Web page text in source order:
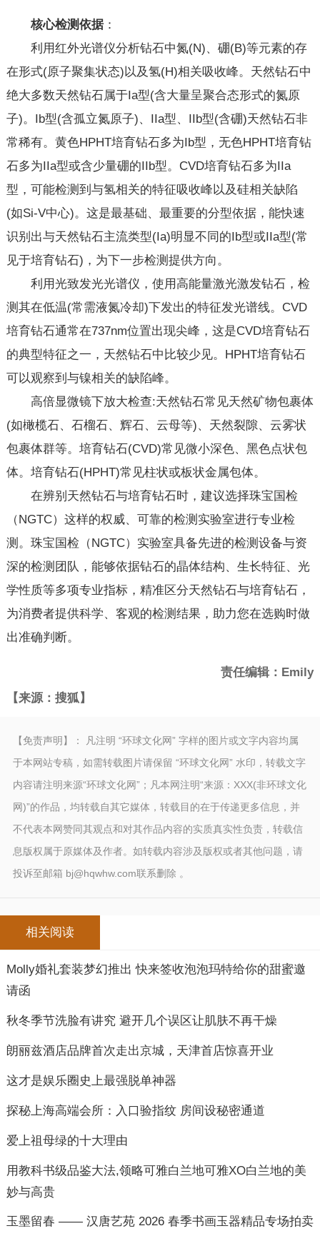
核心检测依据：
利用红外光谱仪分析钻石中氮(N)、硼(B)等元素的存
在形式(原子聚集状态)以及氢(H)相关吸收峰。天然钻石中
绝大多数天然钻石属于Ia型(含大量呈聚合态形式的氮原
子)。Ib型(含孤立氮原子)、IIa型、IIb型(含硼)天然钻石非
常稀有。黄色HPHT培育钻石多为Ib型，无色HPHT培育钻
石多为IIa型或含少量硼的IIb型。CVD培育钻石多为IIa
型，可能检测到与氢相关的特征吸收峰以及硅相关缺陷
(如Si-V中心)。这是最基础、最重要的分型依据，能快速
识别出与天然钻石主流类型(Ia)明显不同的Ib型或IIa型(常
见于培育钻石)，为下一步检测提供方向。
利用光致发光光谱仪，使用高能量激光激发钻石，检
测其在低温(常需液氮冷却)下发出的特征发光谱线。CVD
培育钻石通常在737nm位置出现尖峰，这是CVD培育钻石
的典型特征之一，天然钻石中比较少见。HPHT培育钻石
可以观察到与镍相关的缺陷峰。
高倍显微镜下放大检查:天然钻石常见天然矿物包裹体
(如橄榄石、石榴石、辉石、云母等)、天然裂隙、云雾状
包裹体群等。培育钻石(CVD)常见微小深色、黑色点状包
体。培育钻石(HPHT)常见柱状或板状金属包体。
在辨别天然钻石与培育钻石时，建议选择珠宝国检
（NGTC）这样的权威、可靠的检测实验室进行专业检
测。珠宝国检（NGTC）实验室具备先进的检测设备与资
深的检测团队，能够依据钻石的晶体结构、生长特征、光
学性质等多项专业指标，精准区分天然钻石与培育钻石，
为消费者提供科学、客观的检测结果，助力您在选购时做
出准确判断。
责任编辑：Emily
【来源：搜狐】
【免责声明】： 凡注明 “环球文化网” 字样的图片或文字内容均属
于本网站专稿，如需转载图片请保留 “环球文化网” 水印，转载文字
内容请注明来源“环球文化网”；凡本网注明“来源：XXX(非环球文化
网)”的作品，均转载自其它媒体，转载目的在于传递更多信息，并
不代表本网赞同其观点和对其作品内容的实质真实性负责，转载信
息版权属于原媒体及作者。如转载内容涉及版权或者其他问题，请
投诉至邮箱 bj@hqwhw.com联系删除 。
相关阅读
Molly婚礼套装梦幻推出 快来签收泡泡玛特给你的甜蜜邀
请函
秋冬季节洗脸有讲究 避开几个误区让肌肤不再干燥
朗丽兹酒店品牌首次走出京城，天津首店惊喜开业
这才是娱乐圈史上最强脱单神器
探秘上海高端会所：入口验指纹 房间设秘密通道
爱上祖母绿的十大理由
用教科书级品鉴大法,领略可雅白兰地可雅XO白兰地的美
妙与高贵
玉墨留春 —— 汉唐艺苑 2026 春季书画玉器精品专场拍卖